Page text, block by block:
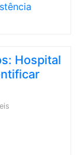
Hospital